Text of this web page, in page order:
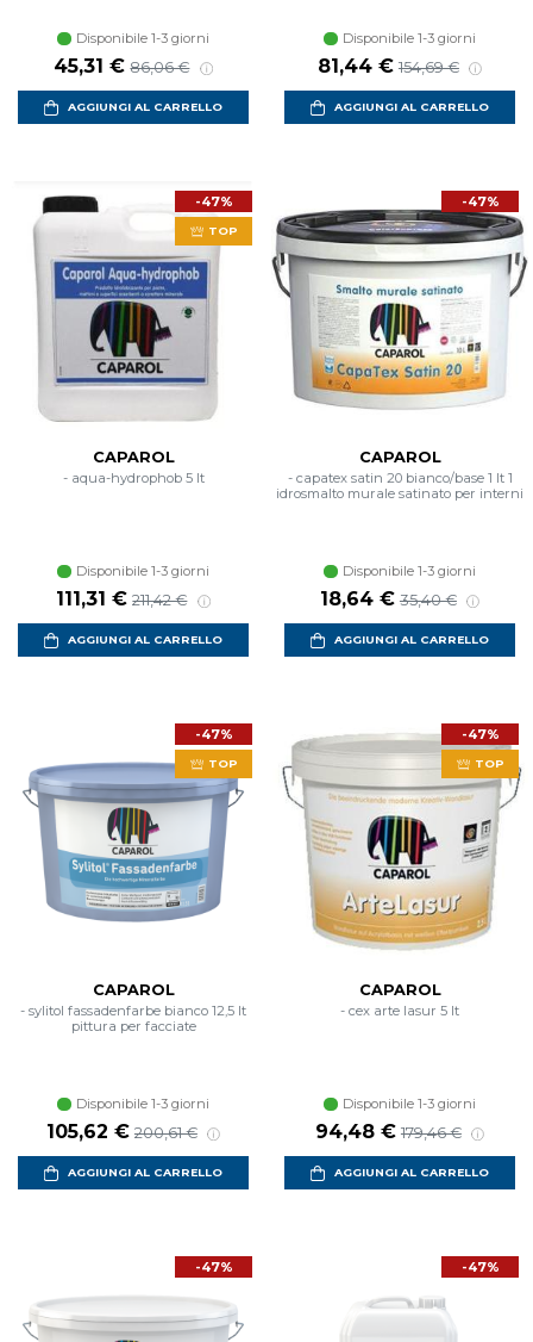
Disponibile 1-3 giorni
45,31 € 86,06 €
AGGIUNGI AL CARRELLO
Disponibile 1-3 giorni
81,44 € 154,69 €
AGGIUNGI AL CARRELLO
-47%
TOP
CAPAROL
- aqua-hydrophob 5 lt
Disponibile 1-3 giorni
111,31 € 211,42 €
AGGIUNGI AL CARRELLO
-47%
CAPAROL
- capatex satin 20 bianco/base 1 lt 1
idrosmalto murale satinato per interni
Disponibile 1-3 giorni
18,64 € 35,40 €
AGGIUNGI AL CARRELLO
-47%
TOP
CAPAROL
- sylitol fassadenfarbe bianco 12,5 lt
pittura per facciate
Disponibile 1-3 giorni
105,62 € 200,61 €
AGGIUNGI AL CARRELLO
-47%
TOP
CAPAROL
- cex arte lasur 5 lt
Disponibile 1-3 giorni
94,48 € 179,46 €
AGGIUNGI AL CARRELLO
-47% -47%